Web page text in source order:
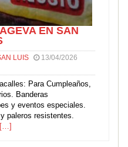
EN SAN
LUIS
13/04/2026
Para Cumpleaños,
Banderas
y eventos especiales.
paleros resistentes.
[…]